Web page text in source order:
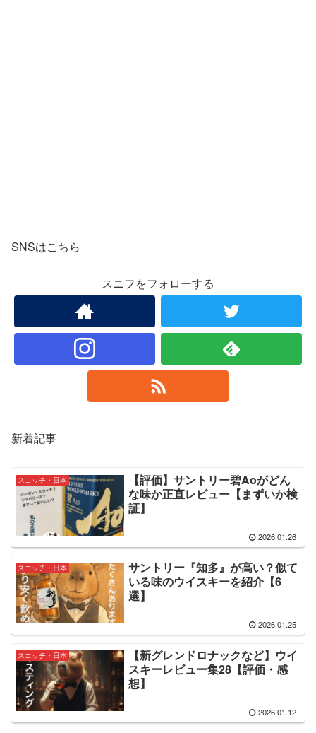
SNSはこちら
スニフをフォローする
新着記事
スコッチ・日本
【評価】サントリー碧Aoがどん
な味か正直レビュー【まずいか検
証】
2026.01.26
スコッチ・日本
サントリー『知多』が高い？似て
いる味のウイスキーを紹介【6
選】
2026.01.25
スコッチ・日本
【新グレンドロナックなど】ウイ
スキーレビュー集28【評価・感
想】
2026.01.12